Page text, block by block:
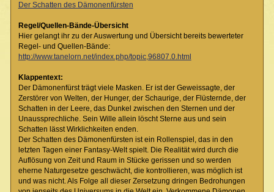
Der Schatten des Dämonenfürsten
Regel/Quellen-Bände-Übersicht
Hier gelangt ihr zu der Auswertung und Übersicht bereits bewerteter
Regel- und Quellen-Bände:
http://www.tanelorn.net/index.php/topic,96807.0.html
Klappentext:
Der Dämonenfürst trägt viele Masken. Er ist der Geweissagte, der
Zerstörer von Welten, der Hunger, der Schaurige, der Flüsternde, der
Schatten in der Leere, das Dunkel zwischen den Sternen und der
Unaussprechliche. Sein Wille allein löscht Sterne aus und sein
Schatten lässt Wirklichkeiten enden.
Der Schatten des Dämonenfürsten ist ein Rollenspiel, das in den
letzten Tagen einer Fantasy-Welt spielt. Die Realität wird durch die
Auflösung von Zeit und Raum in Stücke gerissen und so werden
eherne Naturgesetze geschwächt, die kontrollieren, was möglich ist
und was nicht. Als Folge all dieser Zersetzung dringen Bedrohungen